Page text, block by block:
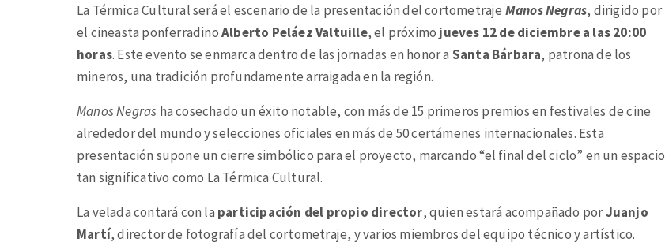
La Térmica Cultural será el escenario de la presentación del cortometraje Manos Negras, dirigido por
el cineasta ponferradinoAlberto Peláez Valtuille, el próximo jueves 12 de diciembre a las 20:00
horas. Este evento se enmarca dentro de las jornadas en honor a Santa Bárbara, patrona de los
mineros, una tradición profundamente arraigada en la región.
Manos Negras ha cosechado un éxito notable, con más de 15 primeros premios en festivales de cine
alrededor del mundo y selecciones oficiales en más de 50 certámenes internacionales. Esta
presentación supone un cierre simbólico para el proyecto, marcando “el final del ciclo” en un espacio
tan significativo como La Térmica Cultural.
La velada contará con la participación del propio director, quien estará acompañado porJuanjo
Martí, director de fotografía del cortometraje, y varios miembros del equipo técnico y artístico.